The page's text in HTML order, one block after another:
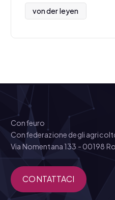
von der leyen
Confeuro
Confederazione degli
Via Nomentana 133 - 00198
CONTATTACI